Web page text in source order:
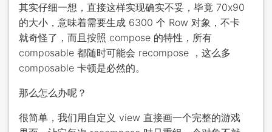
其实仔细一想，直接这样实现确实不妥，毕竟 70x90
的大小，意味着需要生成 6300 个 Row 对象，不卡
就奇怪了，而且按照 compose 的特性，所有
composable 都随时可能会 recompose ，这么多
composable 卡顿是必然的。
那么怎么办呢？
很简单，我们用自定义 view 直接画一个完整的游戏